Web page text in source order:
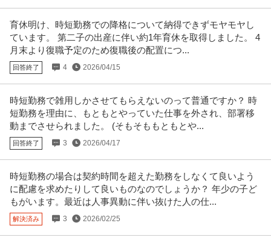
／土日祝休み／転勤なし
株式会社ランドウェル
新着 正社員 未経験OK 交通費支給 昇給あり
年収500万円〜700万円
株式会社ランドウェル 【青山】アパレル生産管理＜総合アウトドアブランド
提供：doda
この条件の求人をもっと見る
育休明け、時短勤務での降格について納得できずモヤモヤし
ています。 第二子の出産に伴い約1年育休を取得しました。 4
月末より復職予定のため復職後の配置につ...
回答終了 4 2026/04/15
時短勤務で雑用しかさせてもらえないのって普通ですか？ 時
短勤務を理由に、もともとやっていた仕事を外され、部署移
動までさせられました。 (そもそももともとや...
回答終了 3 2026/04/17
時短勤務の場合は契約時間を超えた勤務をしなくて良いよう
に配慮を求めたりして良いものなのでしょうか？ 年少の子ど
もがいます。最近は人事異動に伴い抜けた人の仕...
解決済み 3 2026/02/25